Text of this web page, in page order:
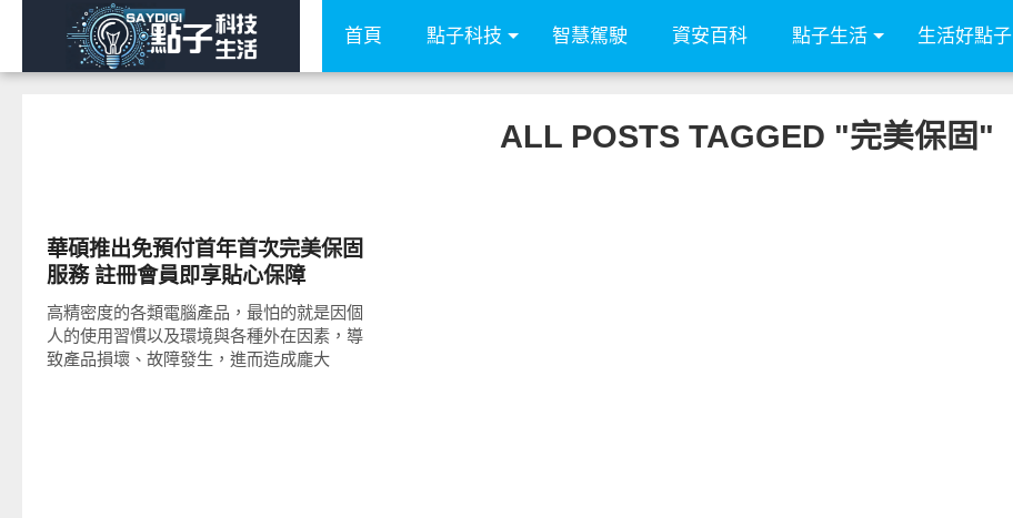
首頁 點子科技 智慧駕駛 資安百科 點子生活 生活好點子
ALL POSTS TAGGED "完美保固"
華碩推出免預付首年首次完美保固
服務 註冊會員即享貼心保障
高精密度的各類電腦產品，最怕的就是因個
人的使用習慣以及環境與各種外在因素，導
致產品損壞、故障發生，進而造成龐大